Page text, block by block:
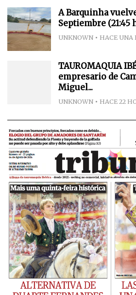
A Barquinha
Septiembre (21:45
UNKNOWN HACE UNA
TAUROMAQUIA
empresario de
Miguel...
UNKNOWN HACE 22